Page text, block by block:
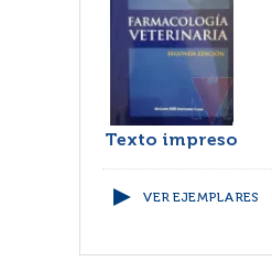
Texto impreso
VER EJEMPLARES